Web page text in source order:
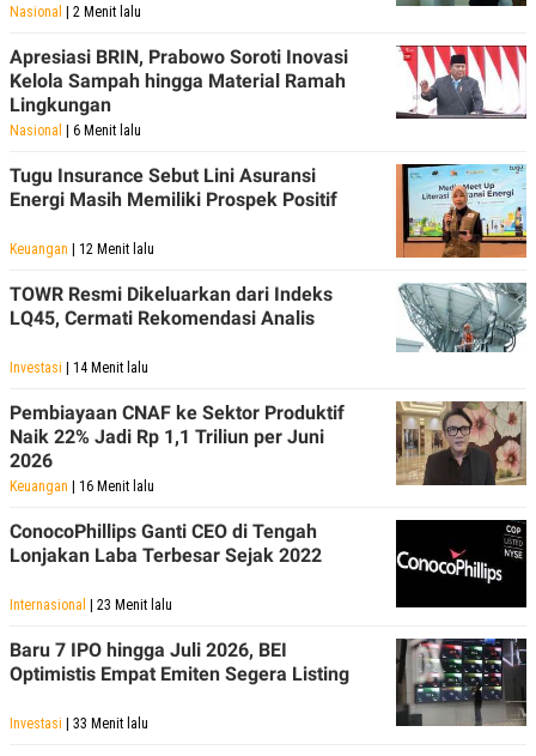
Nasional | 2 Menit lalu
Apresiasi BRIN, Prabowo Soroti Inovasi
Kelola Sampah hingga Material Ramah
Lingkungan
Nasional | 6 Menit lalu
Tugu Insurance Sebut Lini Asuransi
Energi Masih Memiliki Prospek Positif
Keuangan | 12 Menit lalu
TOWR Resmi Dikeluarkan dari Indeks
LQ45, Cermati Rekomendasi Analis
Investasi | 14 Menit lalu
Pembiayaan CNAF ke Sektor Produktif
Naik 22% Jadi Rp 1,1 Triliun per Juni
2026
Keuangan | 16 Menit lalu
ConocoPhillips Ganti CEO di Tengah
Lonjakan Laba Terbesar Sejak 2022
Internasional | 23 Menit lalu
Baru 7 IPO hingga Juli 2026, BEI
Optimistis Empat Emiten Segera Listing
Investasi | 33 Menit lalu